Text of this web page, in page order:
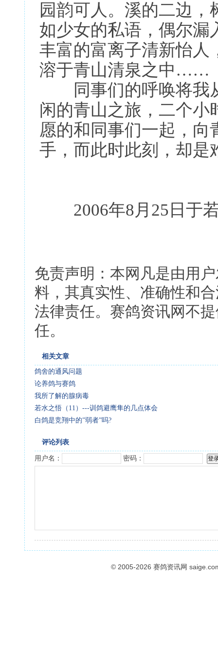
园韵可人。溪的二边
如少女的私语，偶尔漏
丰富的富离子清新怡人
溶于青山清泉之中……
同事们的呼唤将我
闲的青山之旅，二个小
愿的和同事们一起，向
手，而此时此刻，却是
2006年8月25日于
免责声明：本网凡是由用
料，其真实性、准确性和
法律责任。赛鸽资讯网不
任。
相关文章
鸽舍的通风问题
论养鸽与赛鸽
我所了解的腺病毒
若水之悟（11）---训鸽避鹰隼的几点体会
白鸽是竞翔中的”弱者”吗?
评论列表
用户名： 密码：
© 2005-2026 赛鸽资讯网